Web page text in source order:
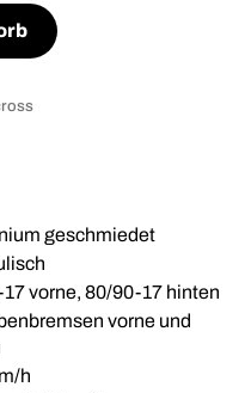
geschmiedet
vorne, 80/90-17 hinten
vorne und
h